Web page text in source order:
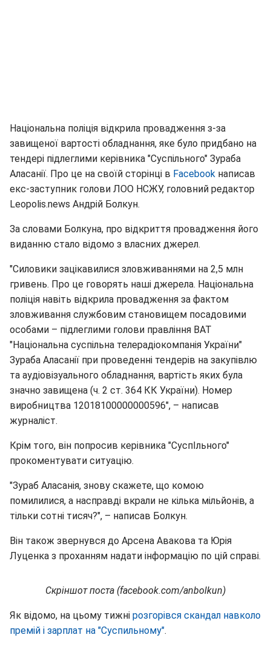
Національна поліція відкрила провадження з-за
завищеної вартості обладнання, яке було придбано на
тендері підлеглими керівника "Суспільного" Зураба
Аласанії. Про це на своїй сторінці в Facebook написав
екс-заступник голови ЛОО НСЖУ, головний редактор
Leopolis.news Андрій Болкун.
За словами Болкуна, про відкриття провадження його
виданню стало відомо з власних джерел.
"Силовики зацікавилися зловживаннями на 2,5 млн
гривень. Про це говорять наші джерела. Національна
поліція навіть відкрила провадження за фактом
зловживання службовим становищем посадовими
особами – підлеглими голови правління ВАТ
"Національна суспільна телерадіокомпанія України"
Зураба Аласанії при проведенні тендерів на закупівлю
та аудіовізуального обладнання, вартість яких була
значно завищена (ч. 2 ст. 364 КК України). Номер
виробництва 12018100000000596", – написав
журналіст.
Крім того, він попросив керівника "СуспІльного"
прокоментувати ситуацію.
"Зураб Аласанія, знову скажете, що комою
помилилися, а насправді вкрали не кілька мільйонів, а
тільки сотні тисяч?", – написав Болкун.
Він також звернувся до Арсена Авакова та Юрія
Луценка з проханням надати інформацію по цій справі.
Скріншот поста (facebook.com/anbolkun)
Як відомо, на цьому тижні розгорівся скандал навколо
премій і зарплат на "Суспильному".